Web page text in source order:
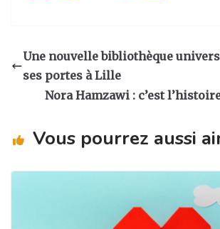
a
g
ra
e
b
o
k
e
n
g
Une nouvelle bibliothèque
ses portes à Lille
Nora Hamzawi : c’est
Vous pourrez aussi